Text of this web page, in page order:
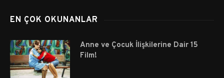
EN ÇOK OKUNANLAR
Anne ve Çocuk İlişkilerine Dair 15
Film!